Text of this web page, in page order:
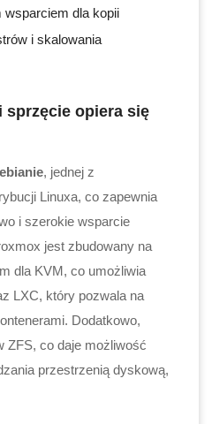
wsparciem dla kopii
i skalowania
sprzęcie opiera się
, jednej z
Linuxa, co zapewnia
i szerokie wsparcie
jest zbudowany na
dla KVM, co umożliwia
LXC, który pozwala na
Dodatkowo,
ZFS, co daje możliwość
przestrzenią dyskową,